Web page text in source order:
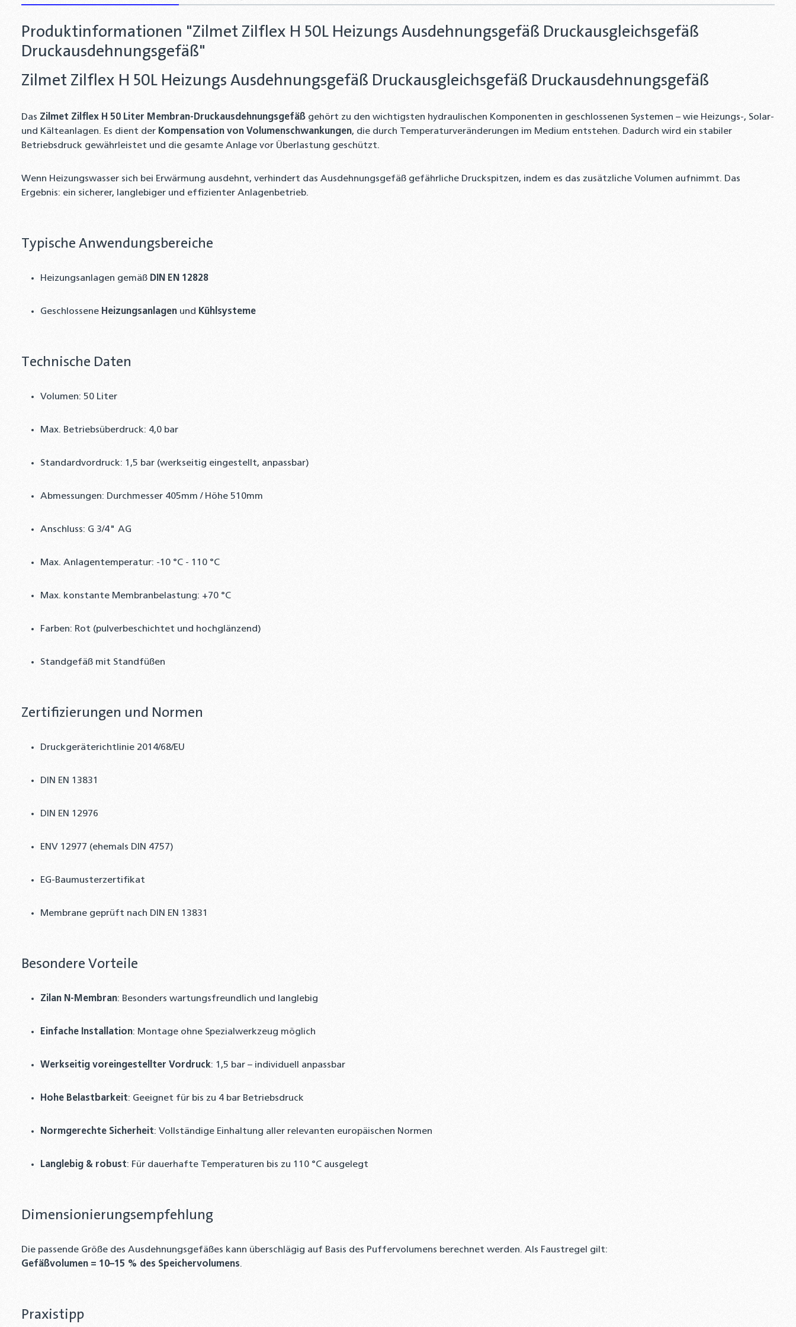
Produktinformationen "Zilmet Zilflex H 50L Heizungs Ausdehnungsgefäß Druckausgleichsgefäß
Druckausdehnungsgefäß"
Zilmet Zilflex H 50L Heizungs Ausdehnungsgefäß Druckausgleichsgefäß Druckausdehnungsgefäß
Das Zilmet Zilflex H 50 Liter Membran-Druckausdehnungsgefäß gehört zu den wichtigsten hydraulischen Komponenten in geschlossenen Systemen – wie Heizungs-, Solar-
und Kälteanlagen. Es dient der Kompensation von Volumenschwankungen, die durch Temperaturveränderungen im Medium entstehen. Dadurch wird ein stabiler
Betriebsdruck gewährleistet und die gesamte Anlage vor Überlastung geschützt.
Wenn Heizungswasser sich bei Erwärmung ausdehnt, verhindert das Ausdehnungsgefäß gefährliche Druckspitzen, indem es das zusätzliche Volumen aufnimmt. Das
Ergebnis: ein sicherer, langlebiger und effizienter Anlagenbetrieb.
Typische Anwendungsbereiche
Heizungsanlagen gemäß DIN EN 12828
Geschlossene Heizungsanlagen und Kühlsysteme
Technische Daten
Volumen: 50 Liter
Max. Betriebsüberdruck: 4,0 bar
Standardvordruck: 1,5 bar (werkseitig eingestellt, anpassbar)
Abmessungen: Durchmesser 405mm / Höhe 510mm
Anschluss: G 3/4" AG
Max. Anlagentemperatur: -10 °C - 110 °C
Max. konstante Membranbelastung: +70 °C
Farben: Rot (pulverbeschichtet und hochglänzend)
Standgefäß mit Standfüßen
Zertifizierungen und Normen
Druckgeräterichtlinie 2014/68/EU
DIN EN 13831
DIN EN 12976
ENV 12977 (ehemals DIN 4757)
EG-Baumusterzertifikat
Membrane geprüft nach DIN EN 13831
Besondere Vorteile
Zilan N-Membran: Besonders wartungsfreundlich und langlebig
Einfache Installation: Montage ohne Spezialwerkzeug möglich
Werkseitig voreingestellter Vordruck: 1,5 bar – individuell anpassbar
Hohe Belastbarkeit: Geeignet für bis zu 4 bar Betriebsdruck
Normgerechte Sicherheit: Vollständige Einhaltung aller relevanten europäischen Normen
Langlebig & robust: Für dauerhafte Temperaturen bis zu 110 °C ausgelegt
Dimensionierungsempfehlung
Die passende Größe des Ausdehnungsgefäßes kann überschlägig auf Basis des Puffervolumens berechnet werden. Als Faustregel gilt:
Gefäßvolumen = 10–15 % des Speichervolumens.
Praxistipp